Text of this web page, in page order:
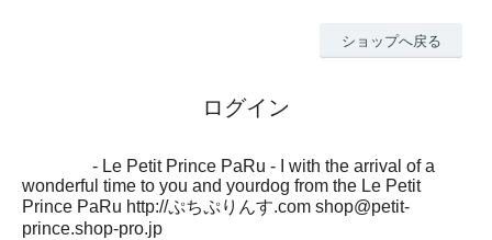
ショップへ戻る
ログイン
- Le Petit Prince PaRu - I with the arrival of a
wonderful time to you and yourdog from the Le Petit
Prince PaRu http://ぷちぷりんす.com shop@petit-
prince.shop-pro.jp